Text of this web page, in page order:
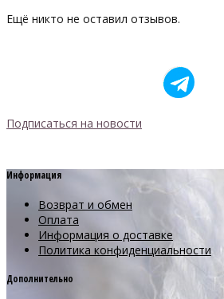
Ещё никто не оставил отзывов.
Подписаться на новости
Информация
Возврат и обмен
Оплата
Информация о доставке
Политика конфиденциальности
Дополнительно